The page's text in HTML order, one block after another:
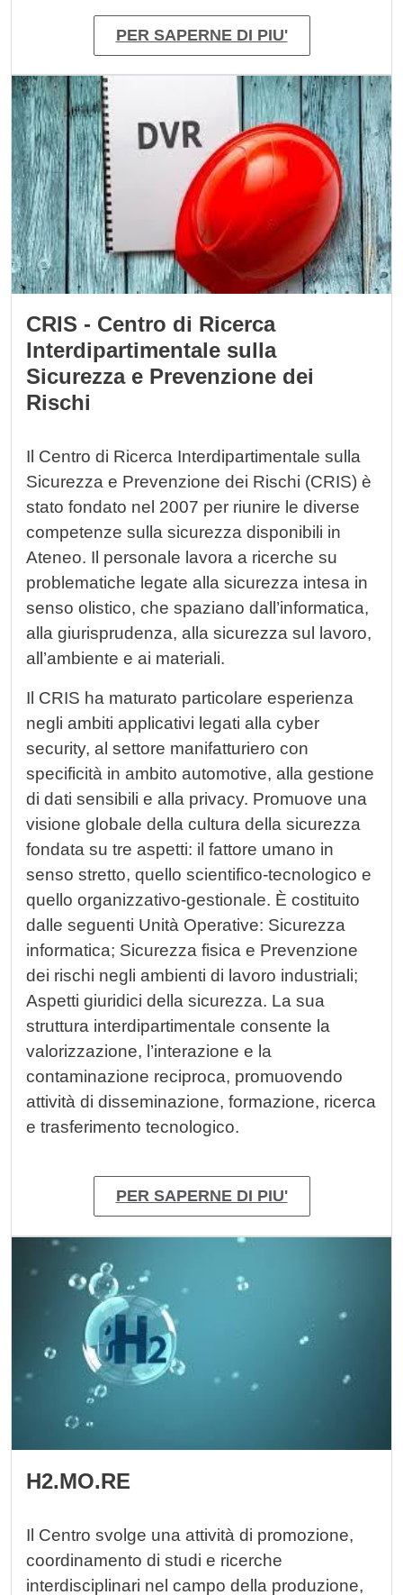
PER SAPERNE DI PIU'
Immagine
CRIS - Centro di Ricerca
Interdipartimentale sulla
Sicurezza e Prevenzione dei
Rischi
Il Centro di Ricerca Interdipartimentale sulla
Sicurezza e Prevenzione dei Rischi (CRIS) è
stato fondato nel 2007 per riunire le diverse
competenze sulla sicurezza disponibili in
Ateneo. Il personale lavora a ricerche su
problematiche legate alla sicurezza intesa in
senso olistico, che spaziano dall’informatica,
alla giurisprudenza, alla sicurezza sul lavoro,
all’ambiente e ai materiali.
Il CRIS ha maturato particolare esperienza
negli ambiti applicativi legati alla cyber
security, al settore manifatturiero con
specificità in ambito automotive, alla gestione
di dati sensibili e alla privacy. Promuove una
visione globale della cultura della sicurezza
fondata su tre aspetti: il fattore umano in
senso stretto, quello scientifico-tecnologico e
quello organizzativo-gestionale. È costituito
dalle seguenti Unità Operative: Sicurezza
informatica; Sicurezza fisica e Prevenzione
dei rischi negli ambienti di lavoro industriali;
Aspetti giuridici della sicurezza. La sua
struttura interdipartimentale consente la
valorizzazione, l’interazione e la
contaminazione reciproca, promuovendo
attività di disseminazione, formazione, ricerca
e trasferimento tecnologico.
PER SAPERNE DI PIU'
Immagine
H2.MO.RE
Il Centro svolge una attività di promozione,
coordinamento di studi e ricerche
interdisciplinari nel campo della produzione,